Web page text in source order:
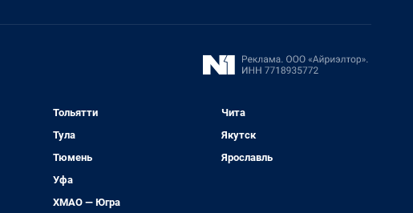
Тольятти
Тула
Тюмень
Уфа
ХМАО — Югра
Чита
Якутск
Ярославль